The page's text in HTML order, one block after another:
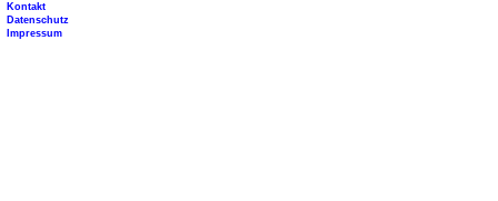
Kontakt
Datenschutz
Impressum